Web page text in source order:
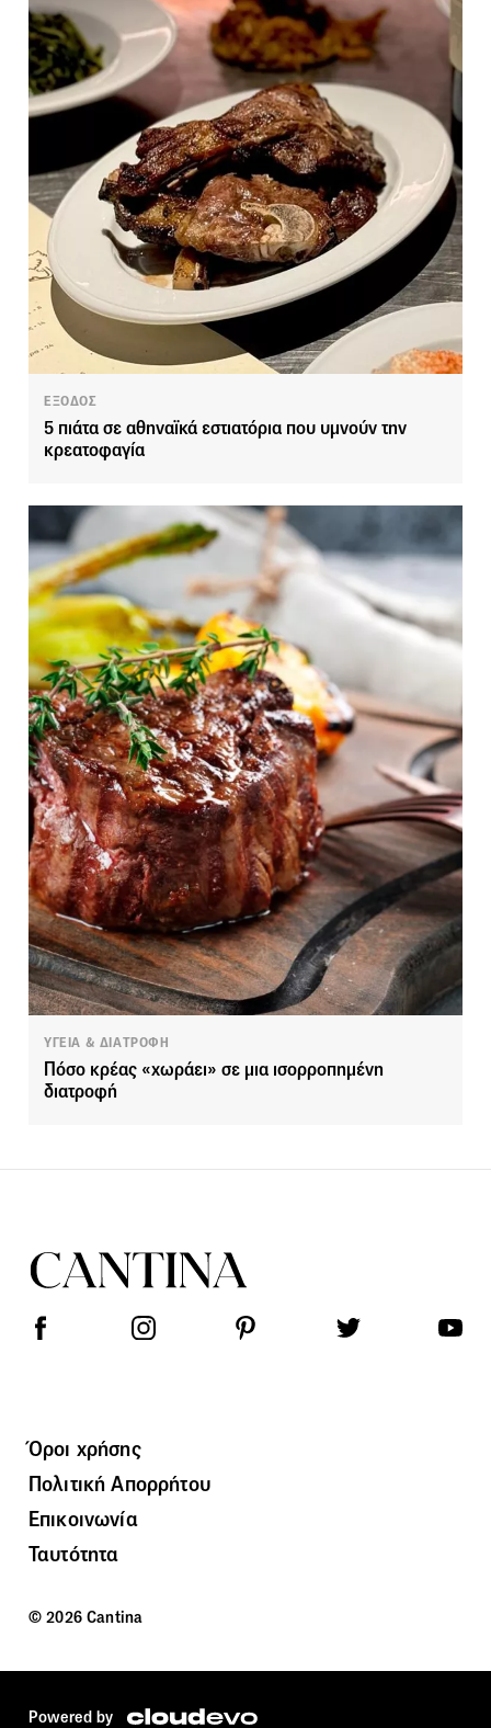
ΕΞΟΔΟΣ
5 πιάτα σε αθηναϊκά εστιατόρια που υμνούν την
κρεατοφαγία
ΥΓΕΙΑ & ΔΙΑΤΡΟΦΗ
Πόσο κρέας «χωράει» σε μια ισορροπημένη
διατροφή
Όροι χρήσης
Πολιτική Απορρήτου
Επικοινωνία
Ταυτότητα
© 2026 Cantina
Powered by